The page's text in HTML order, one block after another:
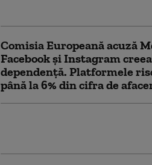
Comisia Europeană acuză
Facebook și Instagram
dependență. Platformele
până la 6% din cifra de